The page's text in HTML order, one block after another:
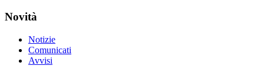
Novità
Notizie
Comunicati
Avvisi